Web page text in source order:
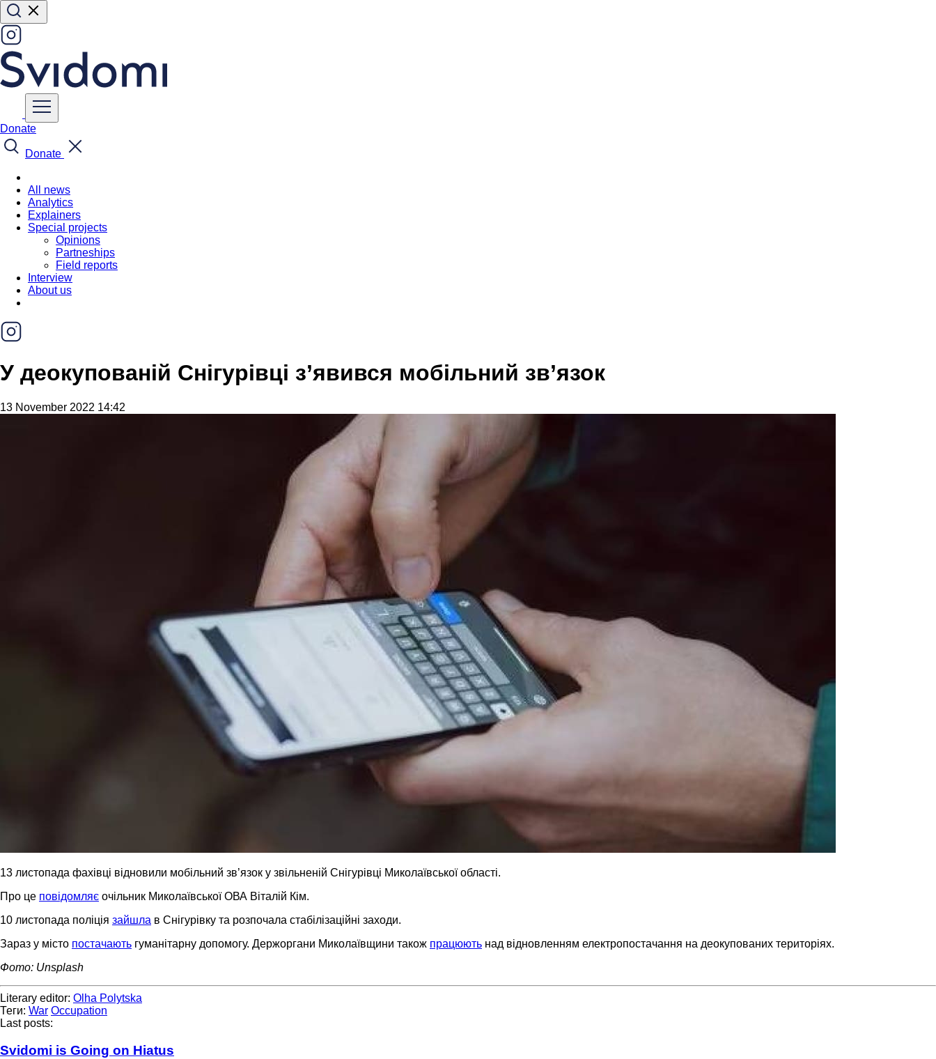
Donate
Donate
All news
Analytics
Explainers
Special projects
Opinions
Partneships
Field reports
Interview
About us
У деокупованій Снігурівці з’явився мобільний зв’язок
13 November 2022 14:42
13 листопада фахівці відновили мобільний зв’язок у звільненій Снігурівці Миколаївської області.
Про це повідомляє очільник Миколаївської ОВА Віталій Кім.
10 листопада поліція зайшла в Снігурівку та розпочала стабілізаційні заходи.
Зараз у місто постачають гуманітарну допомогу. Держоргани Миколаївщини також працюють над відновленням електропостачання на деокупованих територіях.
Фото: Unsplash
Literary editor: Olha Polytska
Теги: War Occupation
Last posts:
Svidomi is Going on Hiatus